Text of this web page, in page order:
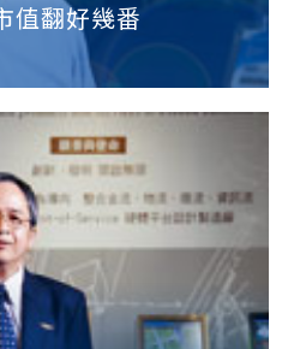
值翻好幾番